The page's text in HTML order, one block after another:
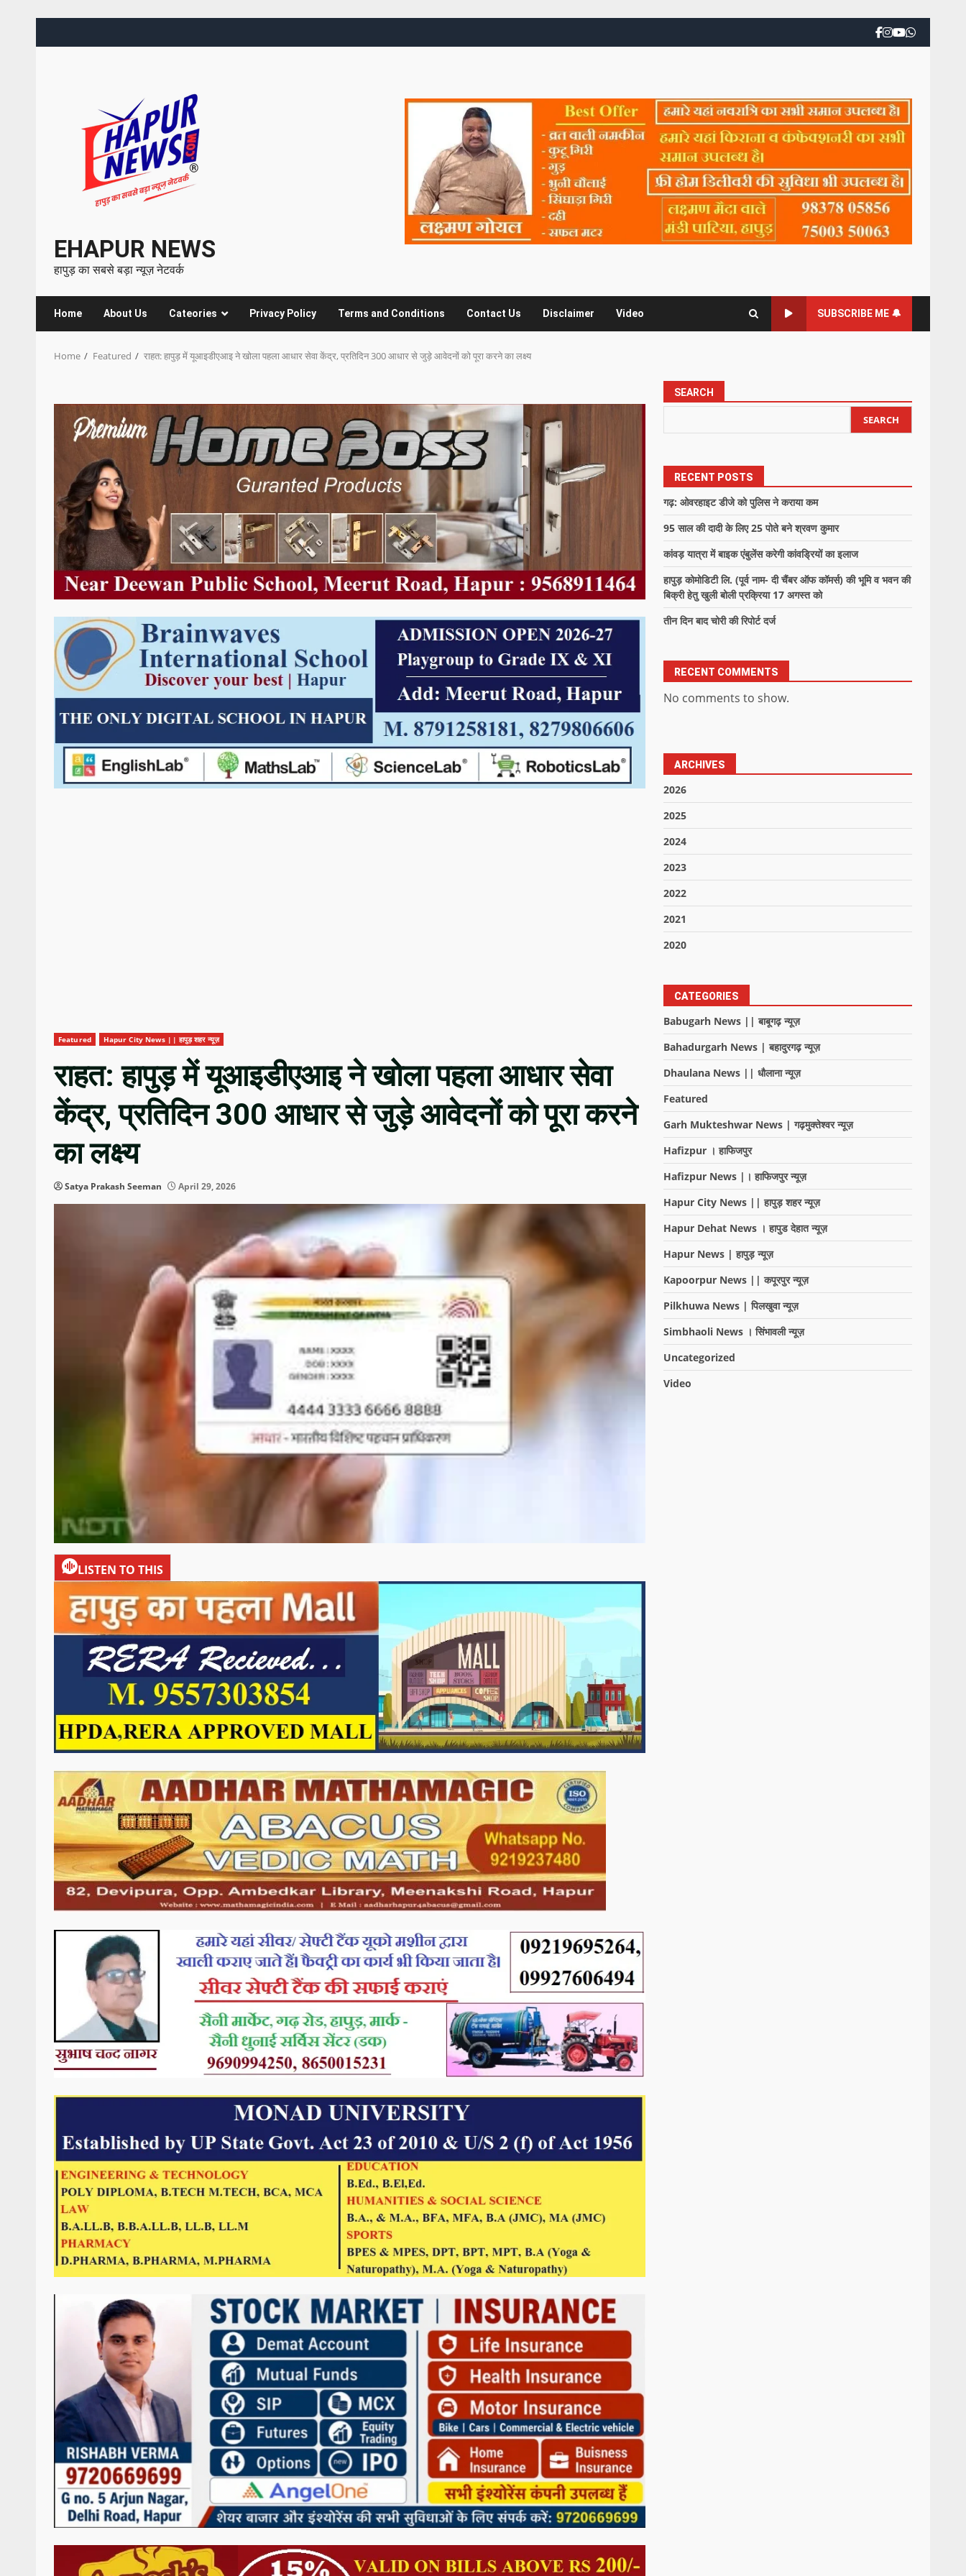
EHAPUR NEWS
हापुड़ का सबसे बड़ा न्यूज़ नेटवर्क
Home About Us Cateories Privacy Policy Terms and Conditions Contact Us Disclaimer Video SUBSCRIBE ME 🔔
Home Featured राहत: हापुड़ में यूआइडीएआइ ने खोला पहला आधार सेवा केंद्र, प्रतिदिन 300 आधार से जुड़े आवेदनों को पूरा करने का लक्ष्य
Featured Hapur City News || हापुड़ शहर न्यूज़
राहत: हापुड़ में यूआइडीएआइ ने खोला पहला आधार सेवा
केंद्र, प्रतिदिन 300 आधार से जुड़े आवेदनों को पूरा करने
का लक्ष्य
Satya Prakash Seeman April 29, 2026
LISTEN TO THIS
SEARCH
SEARCH
RECENT POSTS
गढ़: ओवरहाइट डीजे को पुलिस ने कराया कम
95 साल की दादी के लिए 25 पोते बने श्रवण कुमार
कांवड़ यात्रा में बाइक एंबुलेंस करेगी कांवड्रियों का इलाज
हापुड़ कोमोडिटी लि. (पूर्व नाम- दी चैंबर ऑफ कॉमर्स) की भूमि व भवन की
बिक्री हेतु खुली बोली प्रक्रिया 17 अगस्त को
तीन दिन बाद चोरी की रिपोर्ट दर्ज
RECENT COMMENTS
No comments to show.
ARCHIVES
2026
2025
2024
2023
2022
2021
2020
CATEGORIES
Babugarh News || बाबूगढ़ न्यूज़
Bahadurgarh News | बहादुरगढ़ न्यूज़
Dhaulana News || धौलाना न्यूज़
Featured
Garh Mukteshwar News | गढ़मुक्तेश्वर न्यूज़
Hafizpur । हाफिजपुर
Hafizpur News |। हाफिजपुर न्यूज़
Hapur City News || हापुड़ शहर न्यूज़
Hapur Dehat News । हापुड देहात न्यूज़
Hapur News | हापुड़ न्यूज़
Kapoorpur News || कपूरपुर न्यूज़
Pilkhuwa News | पिलखुवा न्यूज़
Simbhaoli News । सिंभावली न्यूज़
Uncategorized
Video